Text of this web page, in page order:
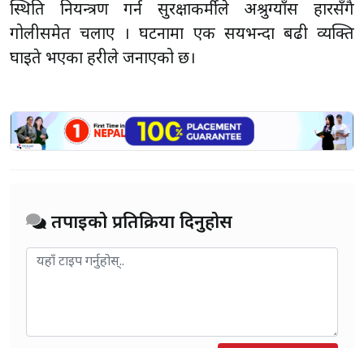
स्थिति नियन्त्रण गर्न सुरक्षाकर्मीले अश्रुग्याँस प्रहारसँगै
गोलीसमेत चलाए । घटनामा एक सयभन्दा बढी व्यक्ति
घाइते भएका प्रहरीले जनाएको छ।
तपाईको प्रतिक्रिया दिनुहोस